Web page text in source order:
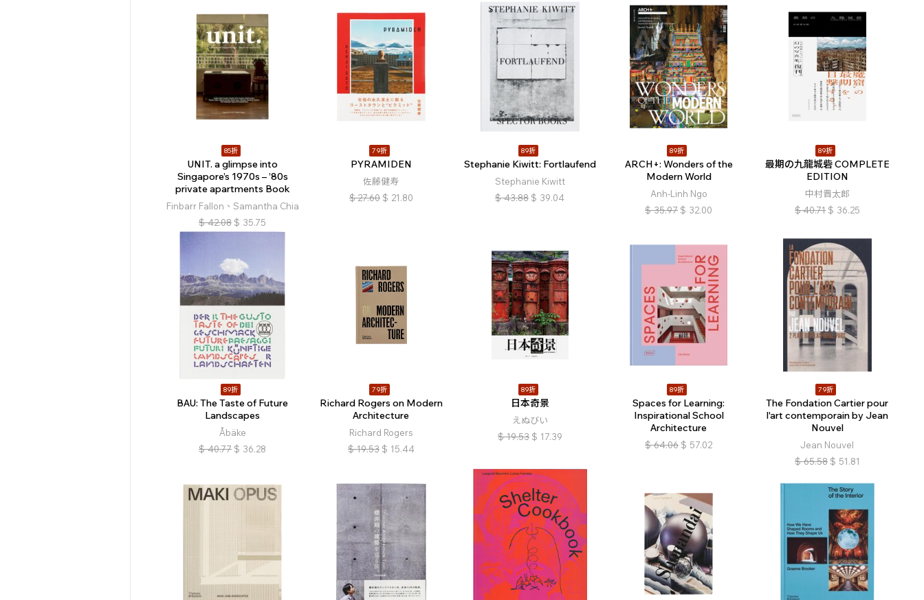
85折
UNIT. a glimpse into
Singapore’s 1970s – ’80s
private apartments Book
Finbarr Fallon、Samantha Chia
$ 42.08 $ 35.75
79折
PYRAMIDEN
佐藤健寿
$ 27.60 $ 21.80
89折
Stephanie Kiwitt: Fortlaufend
Stephanie Kiwitt
$ 43.88 $ 39.04
89折
ARCH+: Wonders of the
Modern World
Anh-Linh Ngo
$ 35.97 $ 32.00
89折
最期の九龍城砦 COMPLETE
EDITION
中村晋太郎
$ 40.71 $ 36.25
89折
BAU: The Taste of Future
Landscapes
Åbäke
$ 40.77 $ 36.28
79折
Richard Rogers on Modern
Architecture
Richard Rogers
$ 19.53 $ 15.44
89折
日本奇景
えぬびい
$ 19.53 $ 17.39
89折
Spaces for Learning:
Inspirational School
Architecture
$ 64.06 $ 57.02
79折
The Fondation Cartier pour
l'art contemporain by Jean
Nouvel
Jean Nouvel
$ 65.58 $ 51.81